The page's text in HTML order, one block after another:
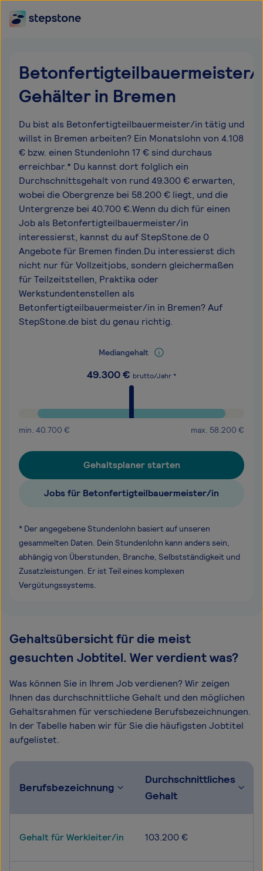
Betonfertigteilbauermeister/
Gehälter in Bremen
Du bist als Betonfertigteilbauermeister/in tätig und
willst in Bremen arbeiten? Ein Monatslohn von 4.108
€ bzw. einen Stundenlohn 17 € sind durchaus
erreichbar.* Du kannst dort folglich ein
Durchschnittsgehalt von rund 49.300 € erwarten,
wobei die Obergrenze bei 58.200 € liegt, und die
Untergrenze bei 40.700 €.Wenn du dich für einen
Job als Betonfertigteilbauermeister/in
interessierst, kannst du auf StepStone.de 0
Angebote für Bremen finden.Du interessierst dich
nicht nur für Vollzeitjobs, sondern gleichermaßen
für Teilzeitstellen, Praktika oder
Werkstundentenstellen als
Betonfertigteilbauermeister/in in Bremen? Auf
StepStone.de bist du genau richtig.
Mediangehalt
49.300€ brutto/Jahr *
min. 40.700 € max. 58.200 €
Gehaltsplaner starten
Jobs für Betonfertigteilbauermeister/in
* Der angegebene Stundenlohn basiert auf unseren
gesammelten Daten. Dein Stundenlohn kann anders sein,
abhängig von Überstunden, Branche, Selbstständigkeit und
Zusatzleistungen. Er ist Teil eines komplexen
Vergütungssystems.
Gehaltsübersicht für die meist
gesuchten Jobtitel. Wer verdient was?
Was können Sie in Ihrem Job verdienen? Wir zeigen
Ihnen das durchschnittliche Gehalt und den möglichen
Gehaltsrahmen für verschiedene Berufsbezeichnungen.
In der Tabelle haben wir für Sie die häufigsten Jobtitel
aufgelistet.
Berufsbezeichnung
Durchschnittliches
Gehalt
Gehalt für Werkleiter/in 103.200 €